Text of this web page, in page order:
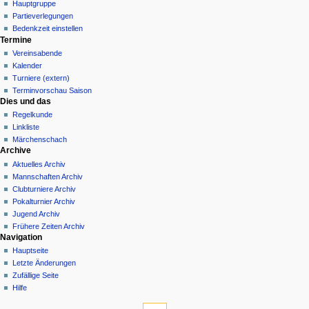
Hauptgruppe
Partieverlegungen
Bedenkzeit einstellen
Termine
Vereinsabende
Kalender
Turniere (extern)
Terminvorschau Saison
Dies und das
Regelkunde
Linkliste
Märchenschach
Archive
Aktuelles Archiv
Mannschaften Archiv
Clubturniere Archiv
Pokalturnier Archiv
Jugend Archiv
Frühere Zeiten Archiv
Navigation
Hauptseite
Letzte Änderungen
Zufällige Seite
Hilfe